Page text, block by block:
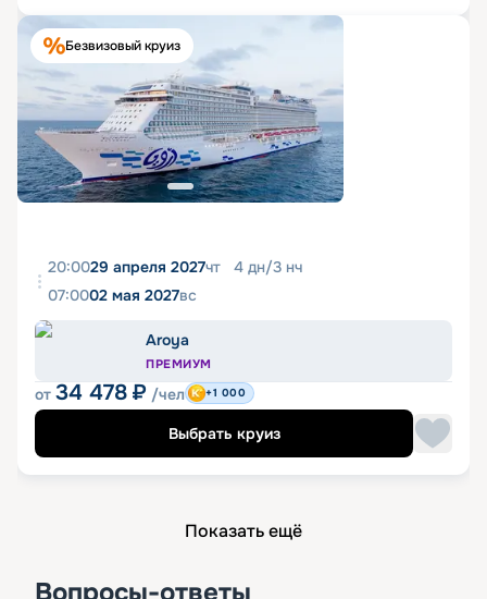
Безвизовый круиз
20:0029 апреля 2027чт 4 дн/3 нч
07:0002 мая 2027вс
Aroya
ПРЕМИУМ
от 34 478 ₽ /чел +1 000
Выбрать круиз
Показать ещё